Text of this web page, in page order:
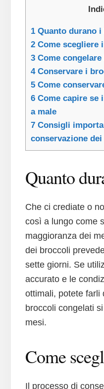
1Quanto durano i
2Come scegliere
3Come
4Conservare i
5Come
6Come capire se
a male
7Consigli
conservazione
Quanto
Che ci crediate o
così a lungo come
maggioranza dei
dei broccoli
sette giorni. Se
accurato e le
ottimali, potete farli
broccoli congelati
mesi.
Come
Il processo di